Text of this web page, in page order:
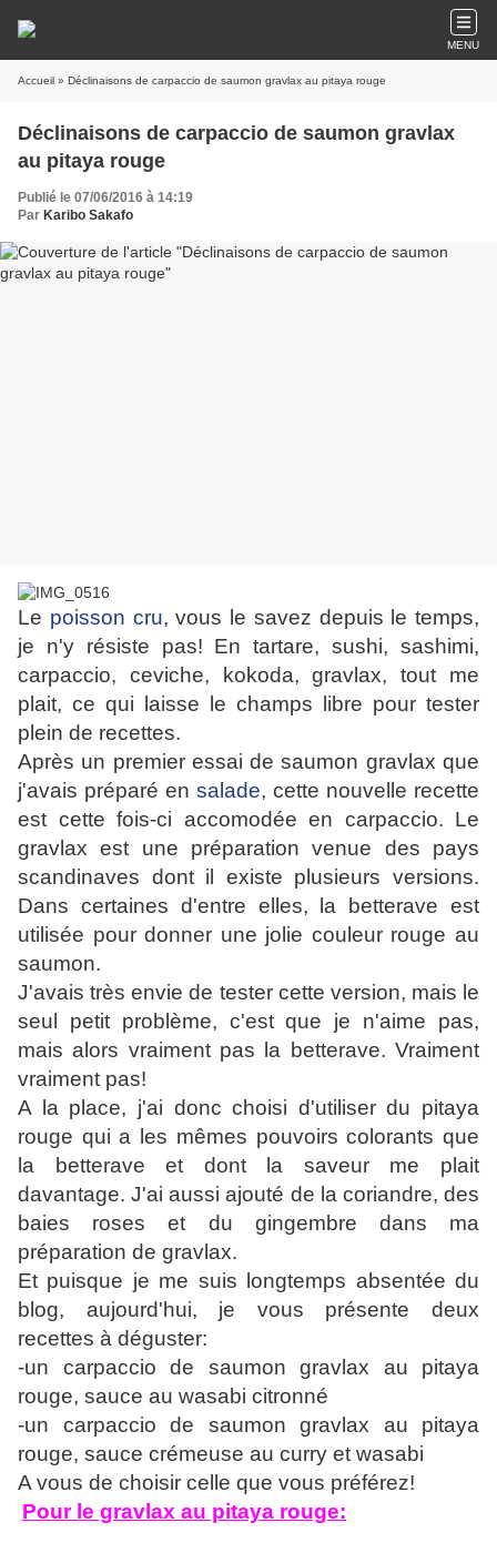
MENU
Accueil » Déclinaisons de carpaccio de saumon gravlax au pitaya rouge
Déclinaisons de carpaccio de saumon gravlax
au pitaya rouge
Publié le 07/06/2016 à 14:19
Par Karibo Sakafo
Le poisson cru, vous le savez depuis le temps,
je n'y résiste pas! En tartare, sushi, sashimi,
carpaccio, ceviche, kokoda, gravlax, tout me
plait, ce qui laisse le champs libre pour tester
plein de recettes.
Après un premier essai de saumon gravlax que
j'avais préparé en salade, cette nouvelle recette
est cette fois-ci accomodée en carpaccio. Le
gravlax est une préparation venue des pays
scandinaves dont il existe plusieurs versions.
Dans certaines d'entre elles, la betterave est
utilisée pour donner une jolie couleur rouge au
saumon.
J'avais très envie de tester cette version, mais le
seul petit problème, c'est que je n'aime pas,
mais alors vraiment pas la betterave. Vraiment
vraiment pas!
A la place, j'ai donc choisi d'utiliser du pitaya
rouge qui a les mêmes pouvoirs colorants que
la betterave et dont la saveur me plait
davantage. J'ai aussi ajouté de la coriandre, des
baies roses et du gingembre dans ma
préparation de gravlax.
Et puisque je me suis longtemps absentée du
blog, aujourd'hui, je vous présente deux
recettes à déguster:
-un carpaccio de saumon gravlax au pitaya
rouge, sauce au wasabi citronné
-un carpaccio de saumon gravlax au pitaya
rouge, sauce crémeuse au curry et wasabi
A vous de choisir celle que vous préférez!
Pour le gravlax au pitaya rouge: